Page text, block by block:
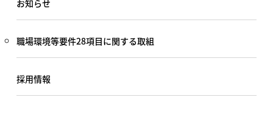
お知らせ
職場環境等要件28項目に関する取組
採用情報